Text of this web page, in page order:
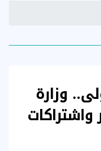
وزارة
واشتراكات